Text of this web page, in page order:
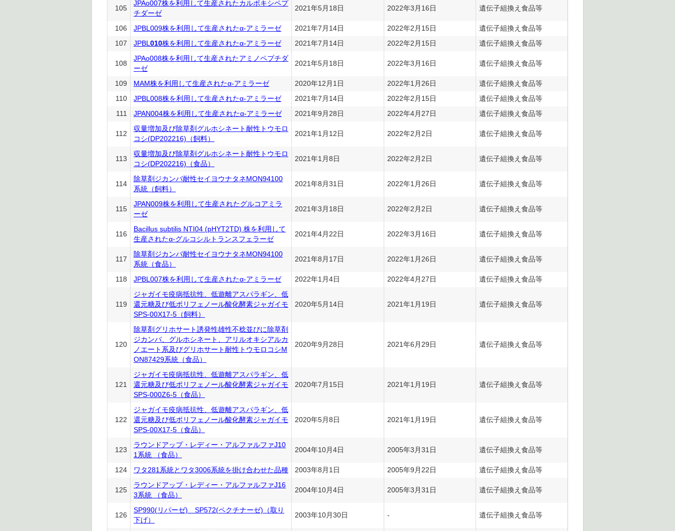
105
JPAo007株を利用して生産されたカルボキシペプ
チダーゼ
2021年5月18日 2022年3月16日 遺伝子組換え食品等
106 JPBL009株を利用して生産されたα-アミラーゼ 2021年7月14日 2022年2月15日
遺伝子組換え食品等
107
JPBL010株を利用して生産されたα-アミラーゼ 2021年7月14日 2022年2月15日 遺伝子組換え食品等
108
JPAo008株を利用して生産されたアミノペプチダ
ーゼ
2021年5月18日 2022年3月16日 遺伝子組換え食品等
109 MAM株を利用して生産されたα-アミラーゼ 2020年12月1日 2022年1月26日
遺伝子組換え食品等
110
JPBL008株を利用して生産されたα-アミラーゼ 2021年7月14日 2022年2月15日
遺伝子組換え食品等
111
JPAN004株を利用して生産されたα-アミラーゼ 2021年9月28日 2022年4月27日 遺伝子組換え食品等
112
収量増加及び除草剤グルホシネート耐性トウモロ
コシ(DP202216)（飼料）
2021年1月12日 2022年2月2日 遺伝子組換え食品等
113
収量増加及び除草剤グルホシネート耐性トウモロ
コシ(DP202216)（食品）
2021年1月8日 2022年2月2日 遺伝子組換え食品等
114
除草剤ジカンバ耐性セイヨウナタネMON94100
系統（飼料）
2021年8月31日 2022年1月26日 遺伝子組換え食品等
115
JPAN009株を利用して生産されたグルコアミラ
ーゼ
2021年3月18日 2022年2月2日 遺伝子組換え食品等
116
Bacillus subtilis NTI04 (pHYT2TD) 株を利用して
生産されたα-グルコシルトランスフェラーゼ
2021年4月22日 2022年3月16日 遺伝子組換え食品等
117
除草剤ジカンバ耐性セイヨウナタネMON94100
系統（食品）
2021年8月17日 2022年1月26日 遺伝子組換え食品等
118 JPBL007株を利用して生産されたα-アミラーゼ 2022年1月4日 2022年4月27日 遺伝子組換え食品等
119
ジャガイモ疫病抵抗性、低遊離アスパラギン、低
還元糖及び低ポリフェノール酸化酵素ジャガイモ
SPS-00X17-5（飼料）
2020年5月14日 2021年1月19日 遺伝子組換え食品等
120
除草剤グリホサート誘発性雄性不稔並びに除草剤
ジカンバ、グルホシネート、アリルオキシアルカ
ノエート系及びグリホサート耐性トウモロコシM
ON87429系統（食品）
2020年9月28日 2021年6月29日 遺伝子組換え食品等
121
ジャガイモ疫病抵抗性、低遊離アスパラギン、低
還元糖及び低ポリフェノール酸化酵素ジャガイモ
SPS-000Z6-5（食品）
2020年7月15日 2021年1月19日 遺伝子組換え食品等
122
ジャガイモ疫病抵抗性、低遊離アスパラギン、低
還元糖及び低ポリフェノール酸化酵素ジャガイモ
SPS-00X17-5（食品）
2020年5月8日 2021年1月19日 遺伝子組換え食品等
123
ラウンドアップ・レディー・アルファルファJ10
1系統 （食品）
2004年10月4日 2005年3月31日 遺伝子組換え食品等
124 ワタ281系統とワタ3006系統を掛け合わせた品種 2003年8月1日 2005年9月22日 遺伝子組換え食品等
125
ラウンドアップ・レディー・アルファルファJ16
3系統 （食品）
2004年10月4日 2005年3月31日 遺伝子組換え食品等
126
SP990(リパーゼ) SP572(ペクチナーゼ)（取り
下げ）
2003年10月30日 - 遺伝子組換え食品等